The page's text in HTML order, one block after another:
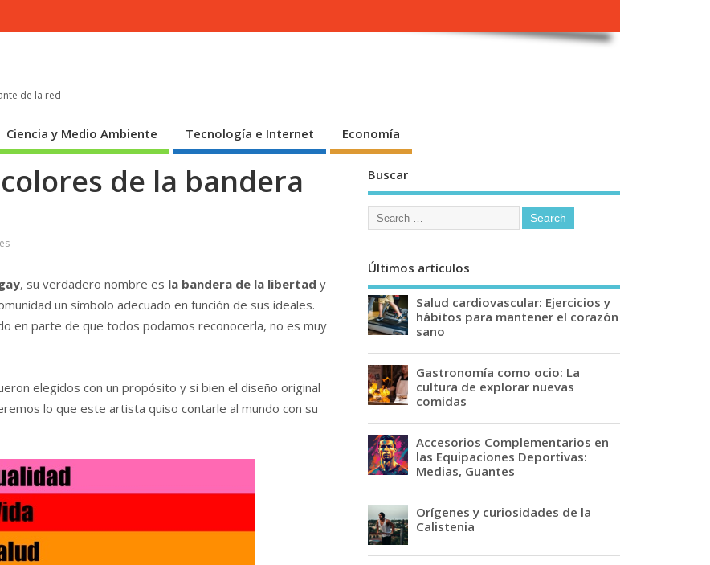
de la red
Ciencia y Medio Ambiente Tecnología e Internet Economía
de la bandera
, su verdadero nombre es la bandera de la libertad y
un símbolo adecuado en función de sus ideales.
en parte de que todos podamos reconocerla, no es muy
elegidos con un propósito y si bien el diseño original
lo que este artista quiso contarle al mundo con su
Buscar
Últimos artículos
Salud cardiovascular: Ejercicios y
hábitos para mantener el corazón
sano
Gastronomía como ocio: La
cultura de explorar nuevas
comidas
Accesorios Complementarios en
las Equipaciones Deportivas:
Medias, Guantes
Orígenes y curiosidades de la
Calistenia